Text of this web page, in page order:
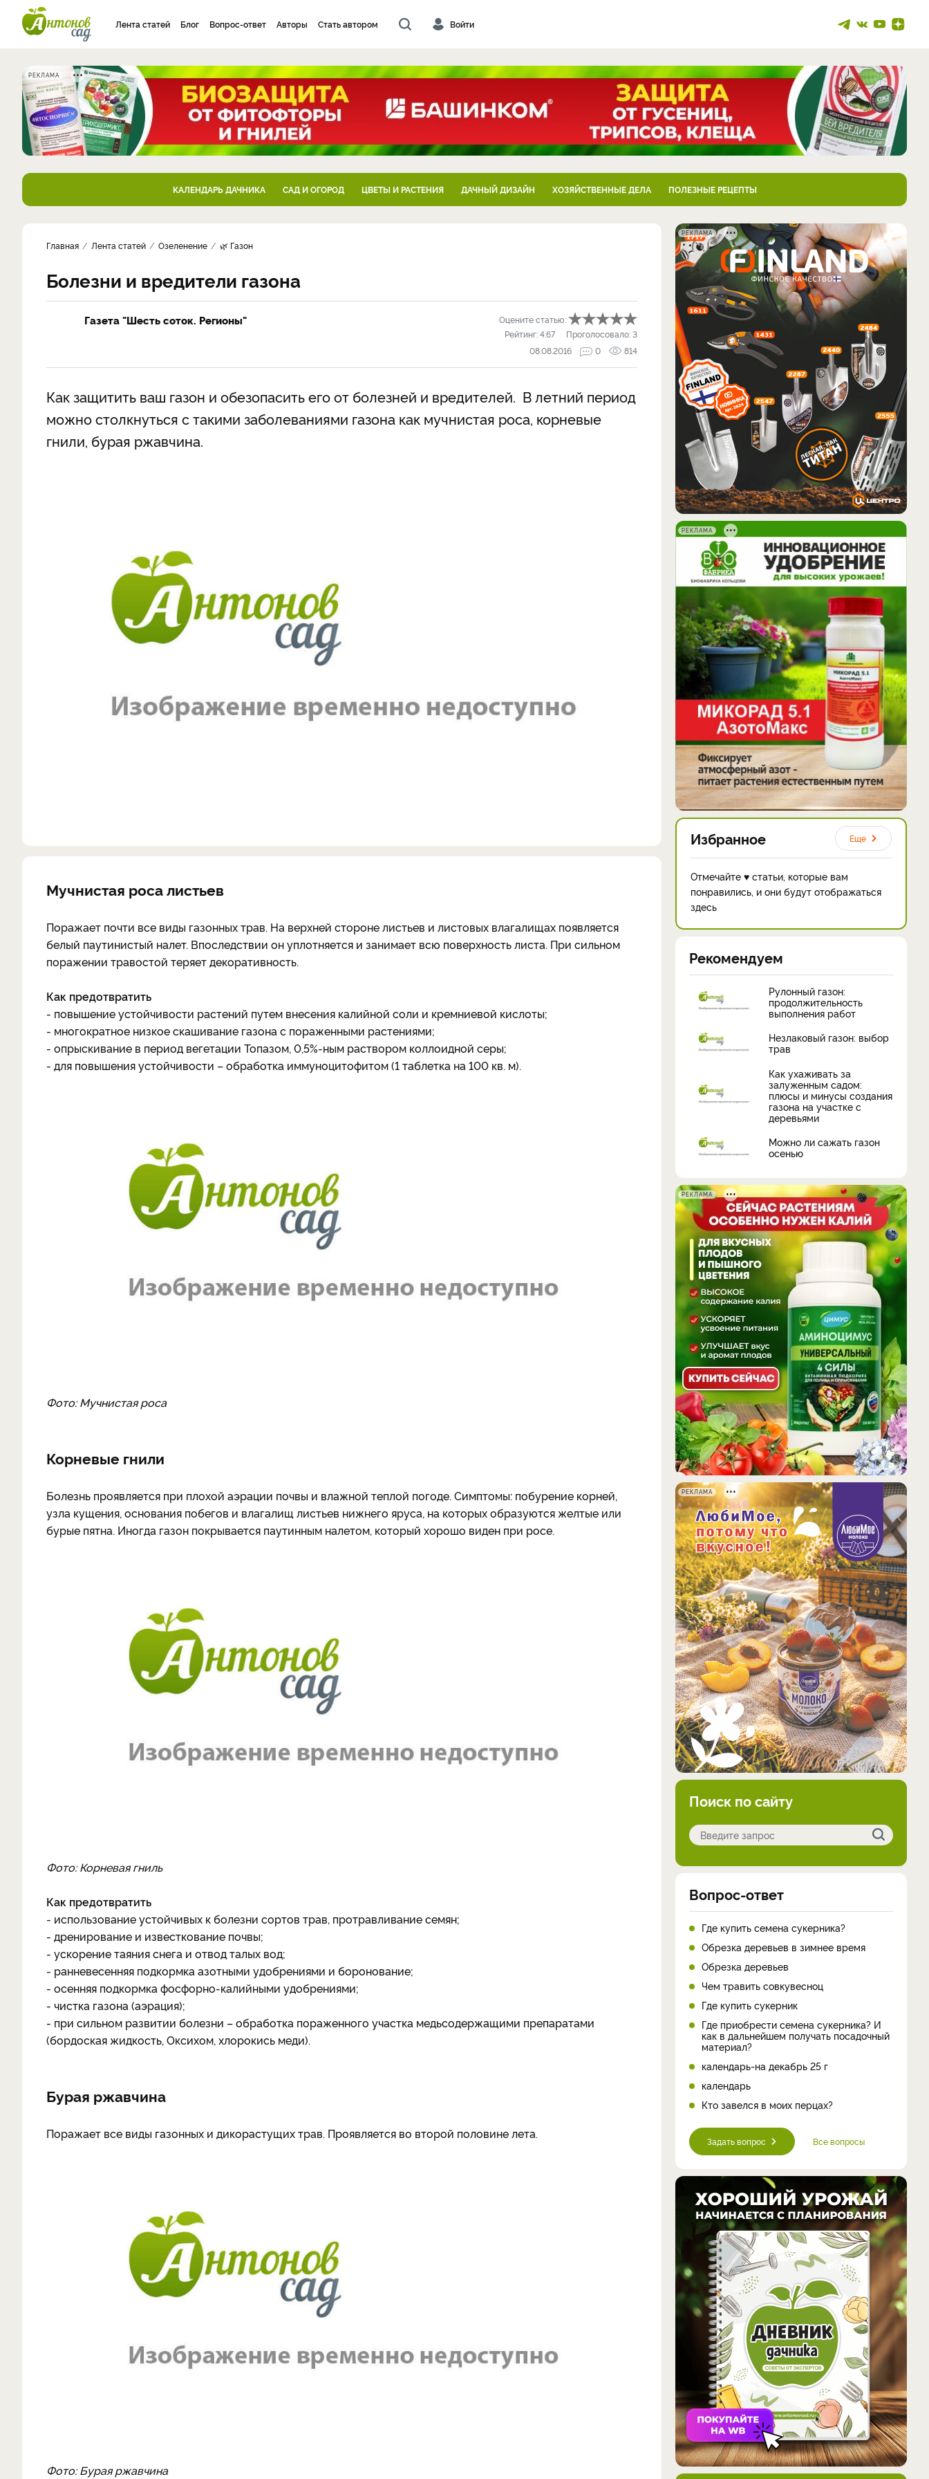
Лента статей Блог Вопрос-ответ Авторы Стать автором Войти
РЕКЛАМА
КАЛЕНДАРЬ ДАЧНИКА САД И ОГОРОД ЦВЕТЫ И РАСТЕНИЯ ДАЧНЫЙ ДИЗАЙН ХОЗЯЙСТВЕННЫЕ ДЕЛА ПОЛЕЗНЫЕ РЕЦЕПТЫ
Главная Лента статей Озеленение 🌿 Газон
Болезни и вредители газона
Газета "Шесть соток. Регионы"
Оцените статью:
Рейтинг:4.67 Проголосовало:3
08.08.2016
0 814
Как защитить ваш газон и обезопасить его от болезней и вредителей. В летний период
можно столкнуться с такими заболеваниями газона как мучнистая роса, корневые
гнили, бурая ржавчина.
Мучнистая роса листьев
Поражает почти все виды газонных трав. На верхней стороне листьев и листовых влагалищах появляется
белый паутинистый налет. Впоследствии он уплотняется и занимает всю поверхность листа. При сильном
поражении травостой теряет декоративность.
Как предотвратить
- повышение устойчивости растений путем внесения калийной соли и кремниевой кислоты;
- многократное низкое скашивание газона с пораженными растениями;
- опрыскивание в период вегетации Топазом, 0,5%-ным раствором коллоидной серы;
- для повышения устойчивости – обработка иммуноцитофитом (1 таблетка на 100 кв. м).
Фото: Мучнистая роса
Корневые гнили
Болезнь проявляется при плохой аэрации почвы и влажной теплой погоде. Симптомы: побурение корней,
узла кущения, основания побегов и влагалищ листьев нижнего яруса, на которых образуются желтые или
бурые пятна. Иногда газон покрывается паутинным налетом, который хорошо виден при росе.
Фото: Корневая гниль
Как предотвратить
- использование устойчивых к болезни сортов трав, протравливание семян;
- дренирование и известкование почвы;
- ускорение таяния снега и отвод талых вод;
- ранневесенняя подкормка азотными удобрениями и боронование;
- осенняя подкормка фосфорно-калийными удобрениями;
- чистка газона (аэрация);
- при сильном развитии болезни – обработка пораженного участка медьсодержащими препаратами
(бордоская жидкость, Оксихом, хлорокись меди).
Бурая ржавчина
Поражает все виды газонных и дикорастущих трав. Проявляется во второй половине лета.
Фото: Бурая ржавчина
РЕКЛАМА
РЕКЛАМА
Избранное Еще
Отмечайте ♥ статьи, которые вам
понравились, и они будут отображаться
здесь
Рекомендуем
Рулонный газон:
продолжительность
выполнения работ
Незлаковый газон: выбор
трав
Как ухаживать за
залуженным садом:
плюсы и минусы создания
газона на участке с
деревьями
Можно ли сажать газон
осенью
РЕКЛАМА
РЕКЛАМА
Поиск по сайту
Вопрос-ответ
Где купить семена сукерника?
Обрезка деревьев в зимнее время
Обрезка деревьев
Чем травить совкувесноц
Где купить сукерник
Где приобрести семена сукерника? И
как в дальнейшем получать посадочный
материал?
календарь-на декабрь 25 г
календарь
Кто завелся в моих перцах?
Задать вопрос Все вопросы